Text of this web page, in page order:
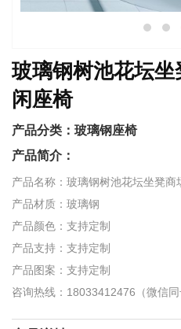
玻璃钢树池花坛
闲座椅
产品分类： 玻璃钢座椅
产品简介：
产品名称：玻璃钢树池花坛坐凳商
产品材质：玻璃钢
产品颜色：支持定制
产品支持：支持定制
产品图案：支持定制
咨询热线：18033412476（微信同